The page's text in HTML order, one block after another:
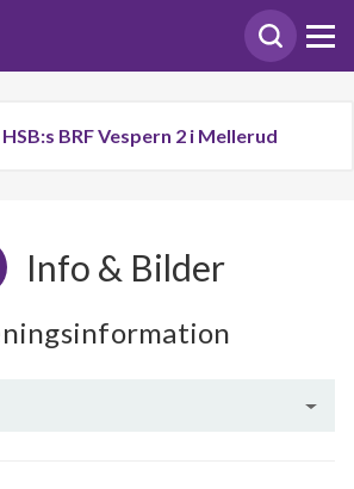
BRF Vespern 2 i Mellerud
Info & Bilder